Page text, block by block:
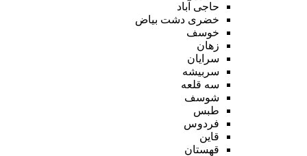
حاجی آباد
خضری دشت بیاض
خوسف
زهان
سرایان
سربیشه
سه قلعه
شوسف
طبس
فردوس
قاین
قهستان